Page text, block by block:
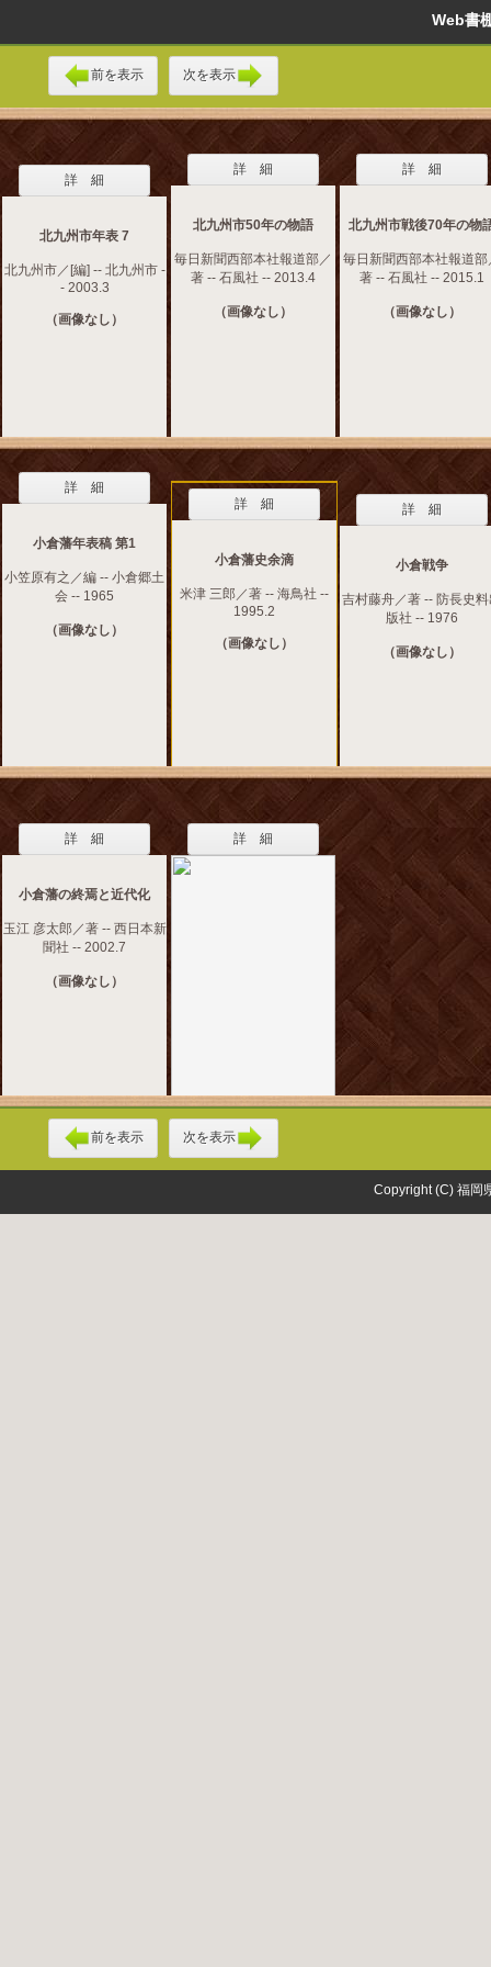
Web
前を表示 次を表示
詳 細
北九州市年表 7
北九州市／[編] -- 北九州市 -
- 2003.3
（画像なし）
詳 細
北九州市50年の物語
毎日新聞西部本社報道部／
著 -- 石風社 -- 2013.4
（画像なし）
詳 細
北九州市戦後70年の物
毎日新聞西部本社報道部
著 -- 石風社 -- 2015.1
（画像なし）
詳 細
小倉藩年表稿 第1
小笠原有之／編 -- 小倉郷土
会 -- 1965
（画像なし）
詳 細
小倉藩史余滴
米津 三郎／著 -- 海鳥社 --
1995.2
（画像なし）
詳 細
小倉戦争
吉村藤舟／著 -- 防長史
版社 -- 1976
（画像なし）
詳 細
小倉藩の終焉と近代化
玉江 彦太郎／著 -- 西日本新
聞社 -- 2002.7
（画像なし）
詳 細
前を表示 次を表示
Copyright (C) 福岡